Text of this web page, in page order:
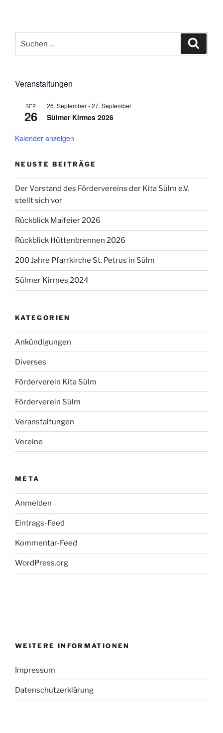
nach:
Veranstaltungen
SEP.
26
26. September-27. September
Sülmer Kirmes 2026
Kalender anzeigen
NEUSTE BEITRÄGE
Der Vorstand des Fördervereins der Kita Sülm e.V.
stellt sich vor
Rückblick Maifeier 2026
Rückblick Hüttenbrennen 2026
200 Jahre Pfarrkirche St. Petrus in Sülm
Sülmer Kirmes 2024
KATEGORIEN
Ankündigungen
Diverses
Förderverein Kita Sülm
Förderverein Sülm
Veranstaltungen
Vereine
META
Anmelden
Eintrags-Feed
Kommentar-Feed
WordPress.org
WEITERE INFORMATIONEN
Impressum
Datenschutzerklärung